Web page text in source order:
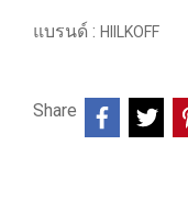
แบรนด์ : HIILKOFF
Share